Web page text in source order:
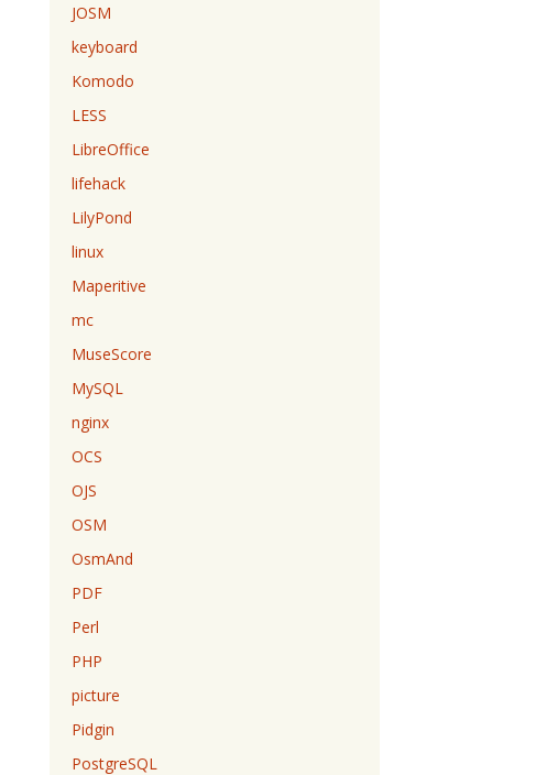
JOSM
keyboard
Komodo
LESS
LibreOffice
lifehack
LilyPond
linux
Maperitive
mc
MuseScore
MySQL
nginx
OCS
OJS
OSM
OsmAnd
PDF
Perl
PHP
picture
Pidgin
PostgreSQL